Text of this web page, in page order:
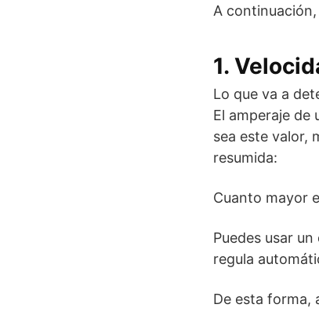
A
1.
Lo que va a
El amperaje de
sea este valor,
resumida:
Cuanto mayor
Puedes usar
regula
De esta forma,